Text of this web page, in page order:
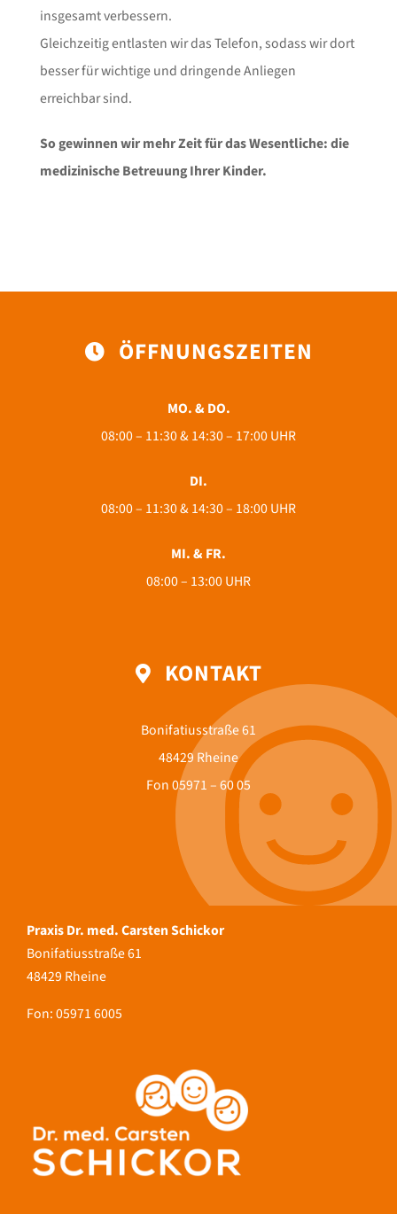
insgesamt verbessern.
Gleichzeitig entlasten wir das Telefon, sodass wir dort
besser für wichtige und dringende Anliegen
erreichbar sind.
So gewinnen wir mehr Zeit für das Wesentliche: die
medizinische Betreuung Ihrer Kinder.
ÖFFNUNGSZEITEN
MO. & DO.
08:00 – 11:30 & 14:30 – 17:00 UHR
DI.
08:00 – 11:30 & 14:30 – 18:00 UHR
MI. & FR.
08:00 – 13:00 UHR
KONTAKT
Bonifatiusstraße 61
48429 Rheine
Fon05971 – 60 05
Praxis Dr. med. Carsten Schickor
Bonifatiusstraße 61
48429 Rheine
Fon:05971 6005